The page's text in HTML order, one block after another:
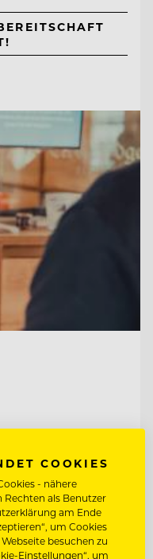
AGENT
COOKIES
- nähere
als Benutzer
am Ende
um Cookies
besuchen zu
Einstellungen“, um